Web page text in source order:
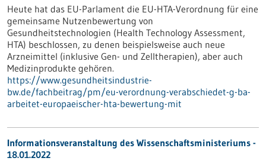
Heute hat das EU-Parlament die EU-HTA-Verordnung für eine
gemeinsame Nutzenbewertung von
Gesundheitstechnologien (Health Technology Assessment,
HTA) beschlossen, zu denen beispielsweise auch neue
Arzneimittel (inklusive Gen- und Zelltherapien), aber auch
Medizinprodukte gehören.
https://www.gesundheitsindustrie-
bw.de/fachbeitrag/pm/eu-verordnung-verabschiedet-g-ba-
arbeitet-europaeischer-hta-bewertung-mit
Informationsveranstaltung des Wissenschaftsministeriums -
18.01.2022